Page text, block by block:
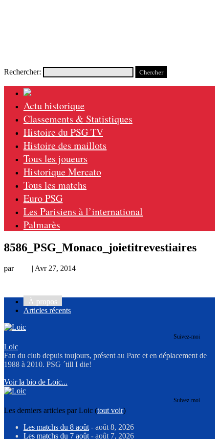
Rechercher:
Actu historique
Classements & Statistiques
Histoire du PSG TV
Histoire des maillots
Tous les joueurs
Historique Mercato
Tous les matchs
Euro PSG
Les Parisiens à l’international
Palmarès
8586_PSG_Monaco_joietitrevestiaires
par | Avr 27, 2014
À propos
Articles récents
Suivez-moi
Loic
Fan du club depuis toujours, présent au Parc et en déplacement de
1988 à 2010. PSG ´till I die!
Voir la bio de Loic...
Suivez-moi
Les derniers articles par Loic (tout voir)
Les matchs du 8 août - août 8, 2026
Les matchs du 7 août - août 7, 2026